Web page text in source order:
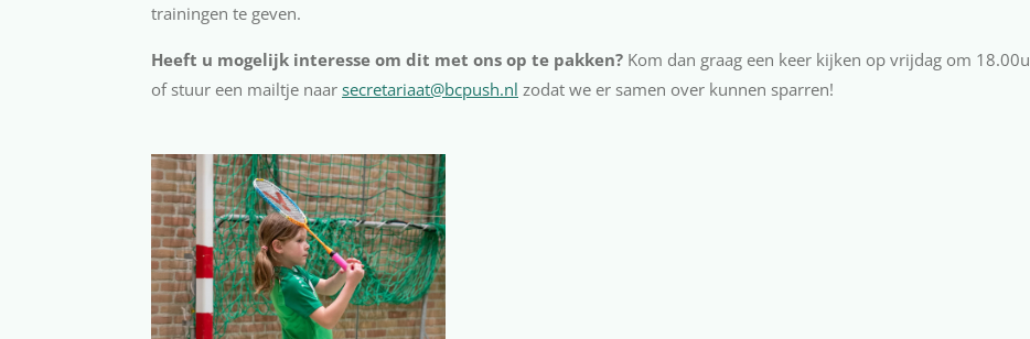
trainingen te geven.
Heeft u mogelijk interesse om dit met ons op te pakken? Kom dan graag een keer kijken op vrijdag om 18.00u
of stuur een mailtje naar secretariaat@bcpush.nl zodat we er samen over kunnen sparren!